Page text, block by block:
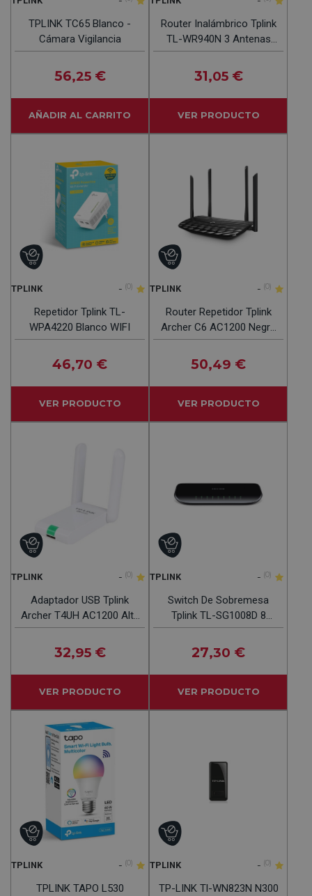
TPLINK TC65 Blanco -
Cámara Vigilancia
56,25 €
AÑADIR AL CARRITO
Router Inalámbrico Tplink
TL-WR940N 3 Antenas
450 Mbps
31,05 €
VER PRODUCTO
TPLINK - (0)
Repetidor Tplink TL-
WPA4220 Blanco WIFI
46,70 €
VER PRODUCTO
TPLINK - (0)
Router Repetidor Tplink
Archer C6 AC1200 Negro
2.4/5Ghz
50,49 €
VER PRODUCTO
TPLINK - (0)
Adaptador USB Tplink
Archer T4UH AC1200 Alta
Ganancia Banda Dual
32,95 €
VER PRODUCTO
TPLINK - (0)
Switch De Sobremesa
Tplink TL-SG1008D 8
Puertos
27,30 €
VER PRODUCTO
TPLINK - (0)
TPLINK TAPO L530
TPLINK - (0)
TP-LINK Tl-WN823N N300